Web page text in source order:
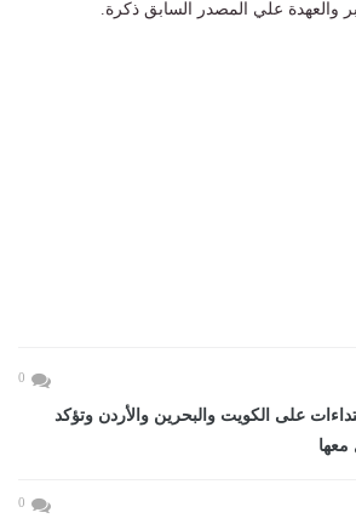
والعهدة علي المصدر السابق ذكرة.
0
على الكويت والبحرين والأردن وتؤكد
معها
0